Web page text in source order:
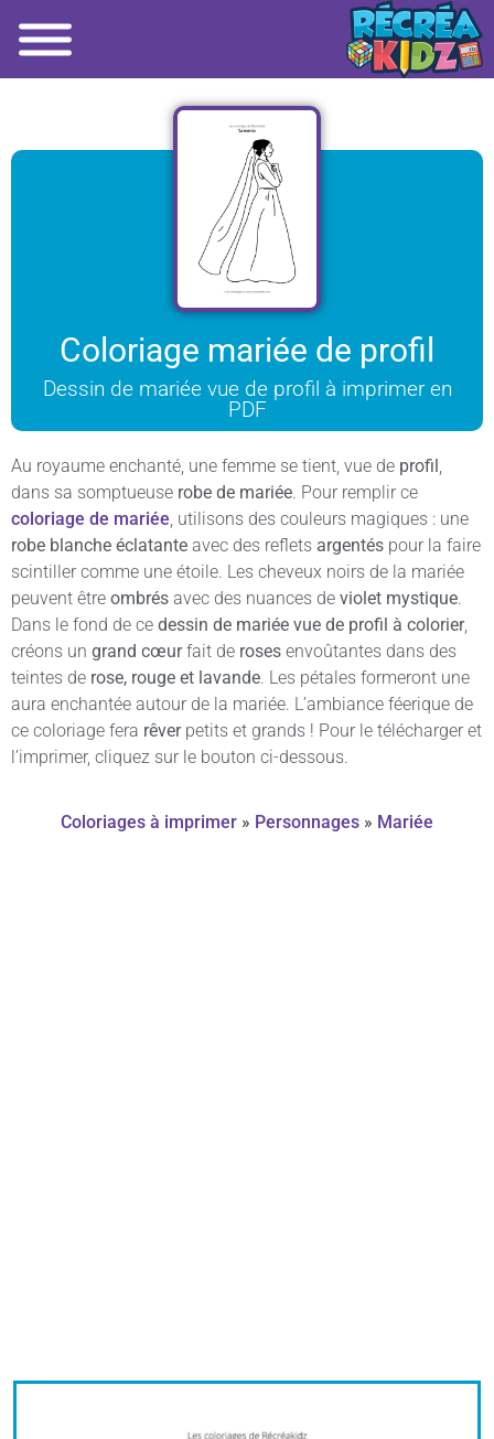
Coloriage mariée de profil
Dessin de mariée vue de profil à imprimer en
PDF
Au royaume enchanté, une femme se tient, vue de profil ,
dans sa somptueuse robe de mariée. Pour remplir ce
coloriage de mariée, utilisons des couleurs magiques : une
robe blanche éclatante avec des reflets argentés pour la faire
scintiller comme une étoile. Les cheveux noirs de la mariée
peuvent être ombrés avec des nuances de violet mystique.
Dans le fond de ce dessin de mariée vue de profil à colorier,
créons un grand cœurfait de roses envoûtantes dans des
teintes de rose, rouge et lavande. Les pétales formeront une
aura enchantée autour de la mariée. L’ambiance féerique de
ce coloriage fera rêverpetits et grands ! Pour le télécharger et
l’imprimer, cliquez sur le bouton ci-dessous.
Coloriages à imprimer » Personnages » Mariée